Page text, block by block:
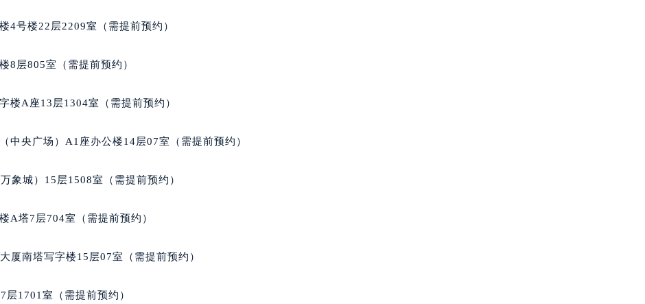
邦售后服务中心（需提前预约）
大街交叉口萧邦售后服务中心（需提前预约）
得利名表维修授权店1楼萧邦售后服务中心（需提前预约）
东方广场W3座6层602室萧邦售后服务中心（需提前预约）
扈特大街萧邦售后服务中心（需提前预约）
甲3号王府井百货名表维修萧邦售后服务中心（需提前预约）
金霍洛街萧邦售后服务中心（需提前预约）
大街萧邦售后服务中心（需提前预约）
4号楼22层2209室（需提前预约）
8层805室（需提前预约）
楼A座13层1304室（需提前预约）
中央广场）A1座办公楼14层07室（需提前预约）
象城）15层1508室（需提前预约）
A塔7层704室（需提前预约）
厦南塔写字楼15层07室（需提前预约）
1701室（需提前预约）